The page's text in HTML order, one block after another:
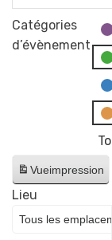
municipaux
Fermeture
des
Catégories
d’évènement
Vueimpression
Lieu